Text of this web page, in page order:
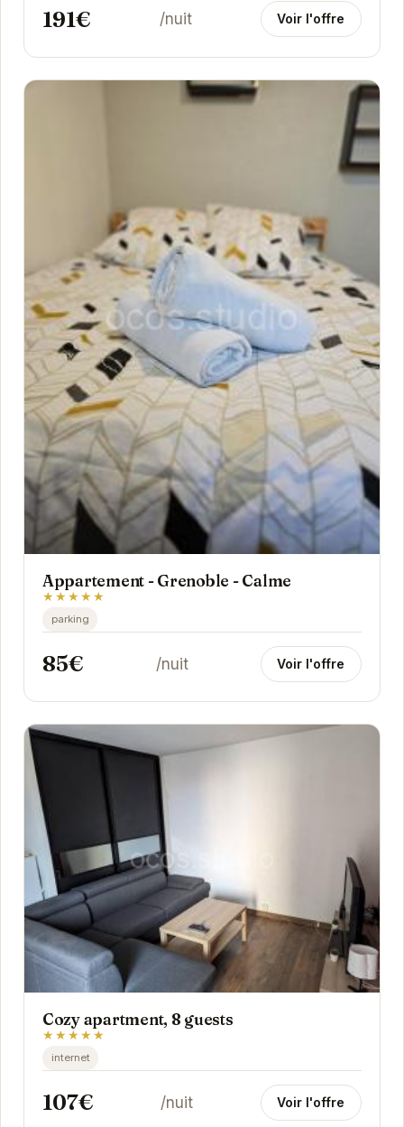
191€ /nuit Voir l'offre
Appartement - Grenoble - Calme
★★★★★
parking
85€ /nuit Voir l'offre
Cozy apartment, 8 guests
★★★★★
internet
107€ /nuit Voir l'offre